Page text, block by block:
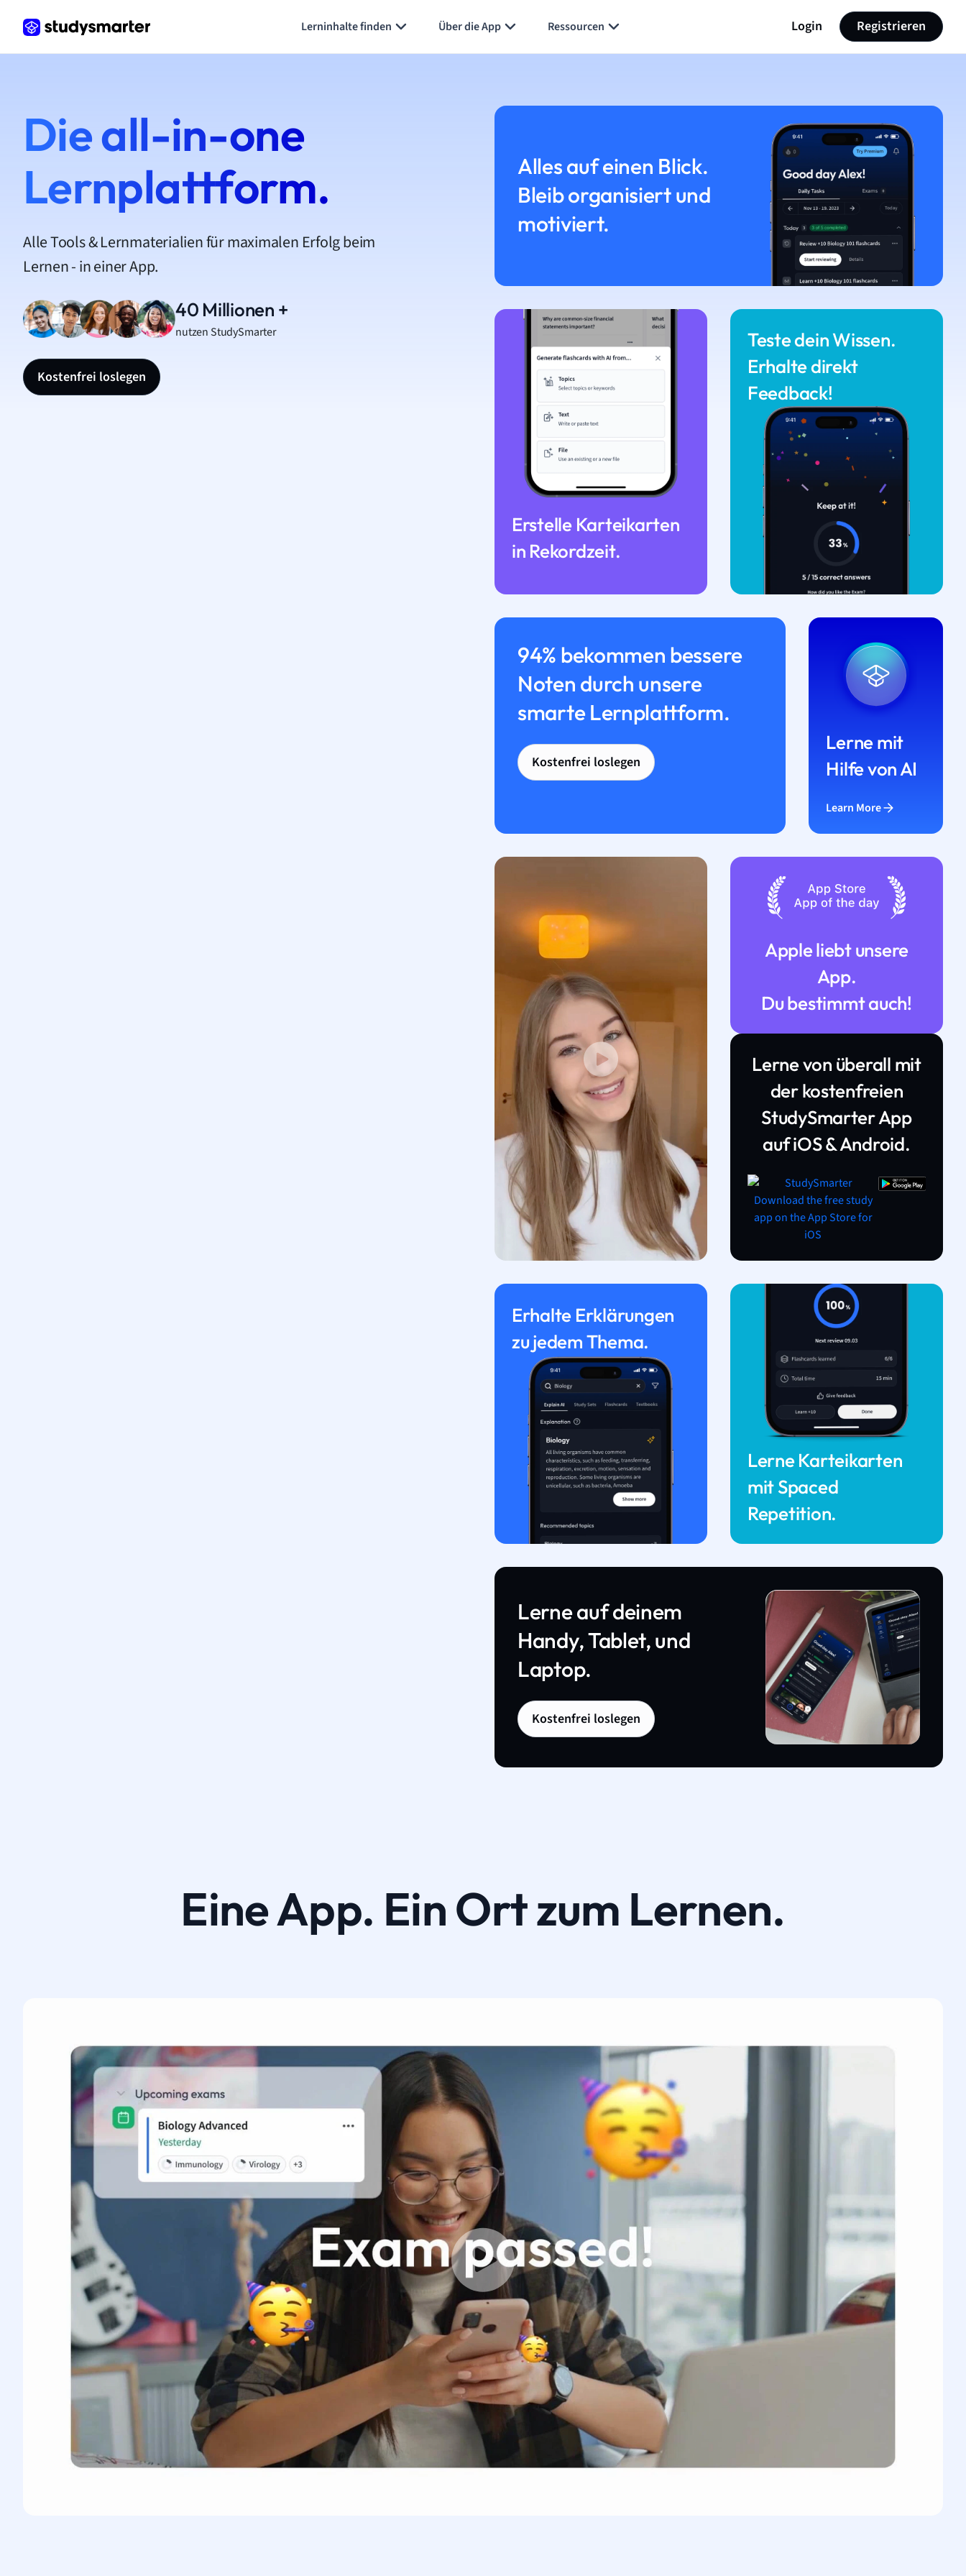
Lerninhalte finden Über die App Ressourcen Login Registrieren
Die all-in-one
Lernplattform.
Alle Tools & Lernmaterialien für maximalen Erfolg beim
Lernen - in einer App.
40 Millionen +
nutzen StudySmarter
Kostenfrei loslegen
Alles auf einen Blick.
Bleib organisiert und
motiviert.
Erstelle Karteikarten
in Rekordzeit.
Teste dein Wissen.
Erhalte direkt
Feedback!
94% bekommen bessere
Noten durch unsere
smarte Lernplattform.
Kostenfrei loslegen
Lerne mit
Hilfe von AI
Learn More
Apple liebt unsere
App.
Du bestimmt auch!
Lerne von überall mit
der kostenfreien
StudySmarter App
auf iOS & Android.
Erhalte Erklärungen
zu jedem Thema.
Lerne Karteikarten
mit Spaced
Repetition.
Lerne auf deinem
Handy, Tablet, und
Laptop.
Kostenfrei loslegen
Eine App. Ein Ort zum Lernen.